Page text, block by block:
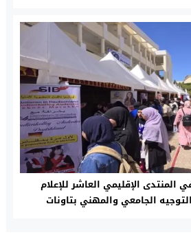
المنتدى الإقليمي العاشر للإعلام
الجامعي والمهني بتاونات